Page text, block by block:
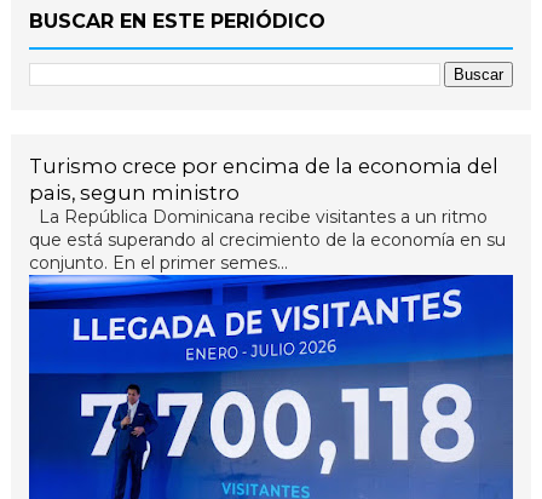
BUSCAR EN ESTE PERIÓDICO
Turismo crece por encima de la economia del
pais, segun ministro
La República Dominicana recibe visitantes a un ritmo
que está superando al crecimiento de la economía en su
conjunto. En el primer semes...